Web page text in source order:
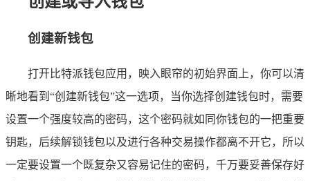
创建新钱包
打开比特派钱包应用，映入眼帘的初始界面上，你可以清
晰地看到“创建新钱包”这一选项，当你选择创建钱包时，需要
设置一个强度较高的密码，这个密码就如同你钱包的一把重要
钥匙，后续解锁钱包以及进行各种交易操作都离不开它，所以
一定要设置一个既复杂又容易记住的密码，千万要妥善保存好